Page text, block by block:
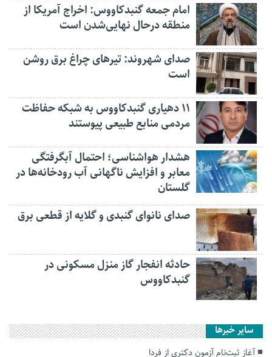
امام جمعه گنبدکاووس: اخراج آمریکا از
منطقه درحال نهایی‌شدن است
صدای شهروند: تیرهای چراغ برق روشن
است
۱۱ دهیاری گنبدکاووس به شبکه حفاظت
مردمی منابع طبیعی پیوستند
هشدار هواشناسی؛ احتمال آبگرفتگی
معابر و افزایش ناگهانی آب رودخانه‌ها در
گلستان
صدای نانوای گنبدی و گلایه از قطعی برق
حادثه انفجار گاز منزل مسکونی در
گنبدکاووس
سایر خبرها
آغاز ثبت‌نام آزمون دکتری از فردا